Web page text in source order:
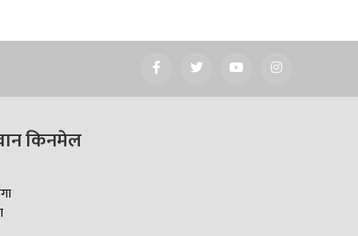
किनमेल